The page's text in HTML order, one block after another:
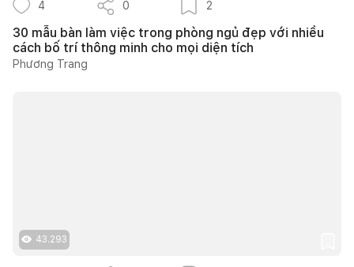
4 0 2
30 mẫu bàn làm việc trong phòng ngủ đẹp với nhiều
cách bố trí thông minh cho mọi diện tích
Phương Trang
43.293